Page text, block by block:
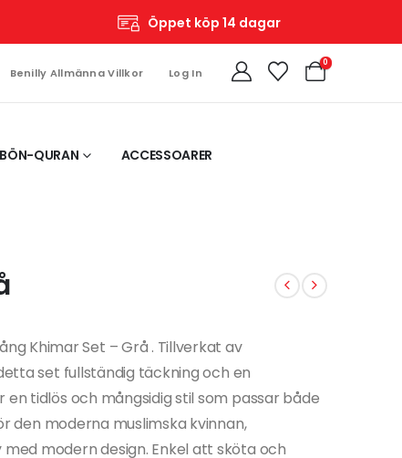
Öppet köp 14 dagar
Benilly Allmänna Villkor Log In
0
BÖN-QURAN ACCESSOARER
Khimar Set – Grå . Tillverkat av
set fullständig täckning och en
tidlös och mångsidig stil som passar både
den moderna muslimska kvinnan,
modern design. Enkel att sköta och